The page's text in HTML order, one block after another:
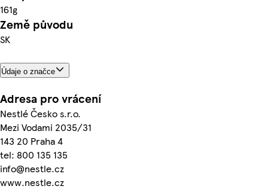
161g
Země původu
SK
Údaje o značce
Adresa pro vrácení
Nestlé Česko s.r.o.
Mezi Vodami 2035/31
143 20 Praha 4
tel: 800 135 135
info@nestle.cz
www.nestle.cz